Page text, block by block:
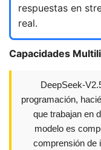
respuestas en
real.
Capacidades
DeepSeek-
programación,
que trabajan en
modelo es
comprensión de